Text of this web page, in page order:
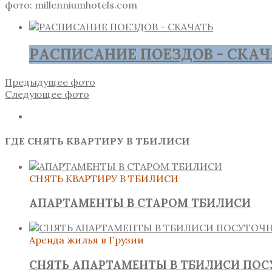
фото: millenniumhotels.com
РАСПИСАНИЕ ПОЕЗДОВ -
Предыдущее фото
Следующее фото
ГДЕ СНЯТЬ КВАРТИРУ В ТБИЛИСИ
СНЯТЬ КВАРТИРУ В ТБИЛИСИ
АПАРТАМЕНТЫ В СТАРОМ ТБИЛИСИ
Аренда жилья в Грузии
СНЯТЬ АПАРТАМЕНТЫ В ТБИЛИСИ